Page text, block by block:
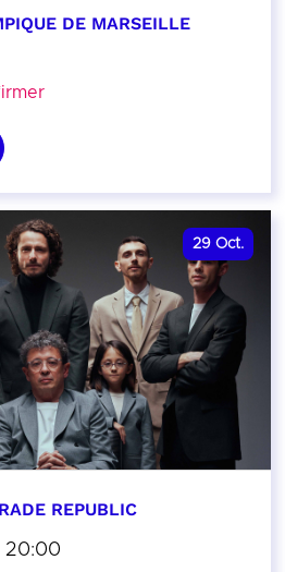
DE MARSEILLE
29 Oct.
REPUBLIC
20:00